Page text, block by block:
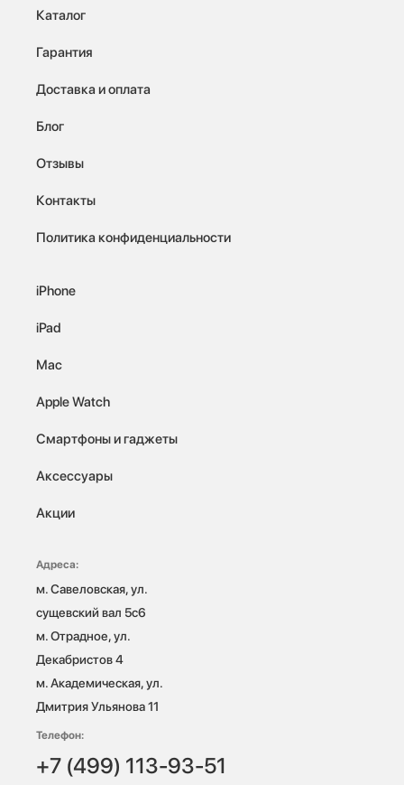
Каталог
Гарантия
Доставка и оплата
Блог
Отзывы
Контакты
Политика конфиденциальности
iPhone
iPad
Mac
Apple Watch
Смартфоны и гаджеты
Аксессуары
Акции
Адреса:
м. Савеловская, ул.
сущевский вал 5с6
м. Отрадное, ул.
Декабристов 4
м. Академическая, ул.
Дмитрия Ульянова 11
Телефон:
+7 (499) 113-93-51